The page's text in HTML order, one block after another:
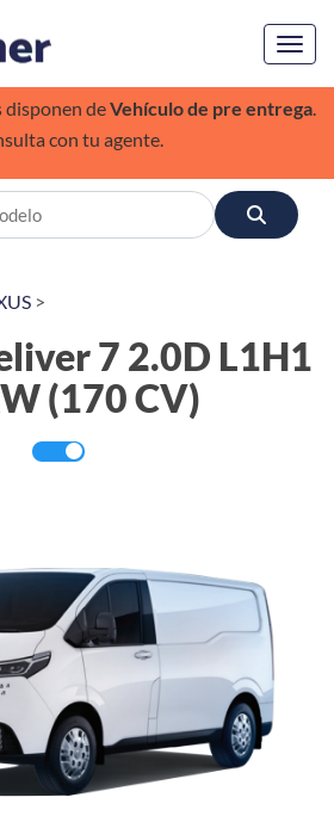
disponen deVehículo de pre entrega.
con tu agente.
>
7 2.0D L1H1
(170 CV)